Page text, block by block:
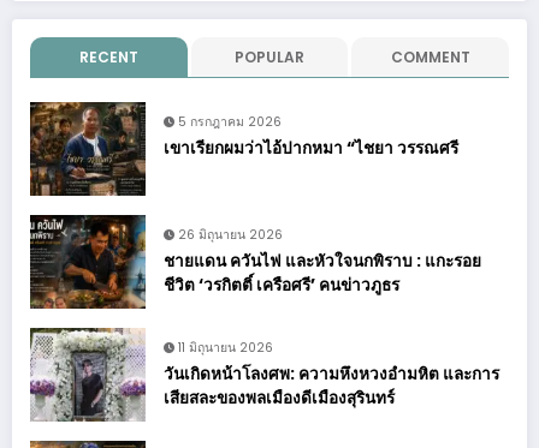
RECENT POPULAR COMMENT
5 กรกฎาคม 2026
เขาเรียกผมว่าไอ้ปากหมา “ไชยา วรรณศรี
26 มิถุนายน 2026
ชายแดน ควันไฟ และหัวใจนกพิราบ : แกะรอย
ชีวิต ‘วรกิตติ์ เครือศรี’ คนข่าวภูธร
11 มิถุนายน 2026
วันเกิดหน้าโลงศพ: ความหึงหวงอำมหิต และการ
เสียสละของพลเมืองดีเมืองสุรินทร์